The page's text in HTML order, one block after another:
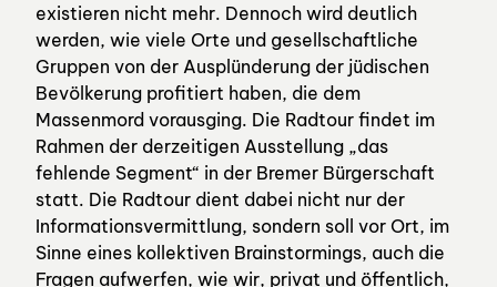
existieren nicht mehr. Dennoch wird deutlich
werden, wie viele Orte und gesellschaftliche
Gruppen von der Ausplünderung der jüdischen
Bevölkerung profitiert haben, die dem
Massenmord vorausging. Die Radtour findet im
Rahmen der derzeitigen Ausstellung „das
fehlende Segment“ in der Bremer Bürgerschaft
statt. Die Radtour dient dabei nicht nur der
Informationsvermittlung, sondern soll vor Ort, im
Sinne eines kollektiven Brainstormings, auch die
Fragen aufwerfen, wie wir, privat und öffentlich,